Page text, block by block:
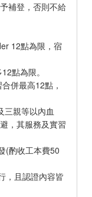
補登，否則不給
12點為限，宿
點為限。
併最高12點，
三親等以內血
，其服務及實習
(酌收工本費50
，且認證內容皆